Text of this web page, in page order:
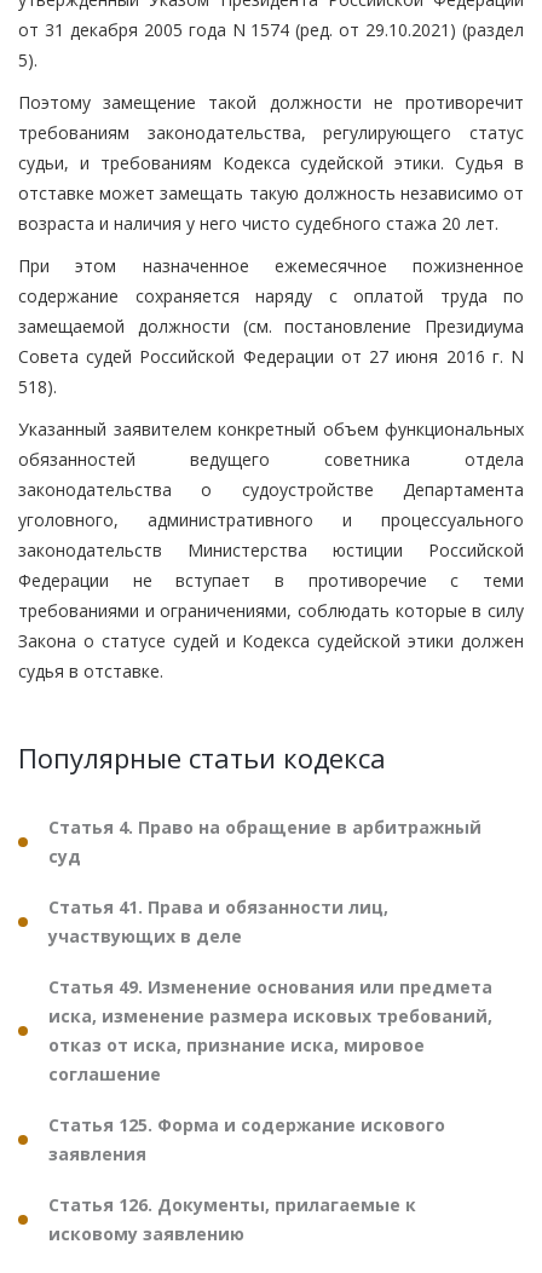
от 31 декабря 2005 года N 1574 (ред. от 29.10.2021) (раздел
5).
Поэтому замещение такой должности не противоречит
требованиям законодательства, регулирующего статус
судьи, и требованиям Кодекса судейской этики. Судья в
отставке может замещать такую должность независимо от
возраста и наличия у него чисто судебного стажа 20 лет.
При этом назначенное ежемесячное пожизненное
содержание сохраняется наряду с оплатой труда по
замещаемой должности (см. постановление Президиума
Совета судей Российской Федерации от 27 июня 2016 г. N
518).
Указанный заявителем конкретный объем функциональных
обязанностей ведущего советника отдела
законодательства о судоустройстве Департамента
уголовного, административного и процессуального
законодательств Министерства юстиции Российской
Федерации не вступает в противоречие с теми
требованиями и ограничениями, соблюдать которые в силу
Закона о статусе судей и Кодекса судейской этики должен
судья в отставке.
Популярные статьи кодекса
Статья 4. Право на обращение в арбитражный
суд
Статья 41. Права и обязанности лиц,
участвующих в деле
Статья 49. Изменение основания или предмета
иска, изменение размера исковых требований,
отказ от иска, признание иска, мировое
соглашение
Статья 125. Форма и содержание искового
заявления
Статья 126. Документы, прилагаемые к
исковому заявлению